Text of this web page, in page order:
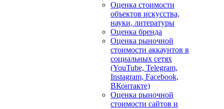
Оценка стоимости
объектов искусства,
науки, литературы
Оценка бренда
Оценка рыночной
стоимости аккаунтов в
социальных сетях
(YouTube, Telegram,
Instagram, Facebook,
ВКонтакте)
Оценка рыночной
стоимости сайтов и